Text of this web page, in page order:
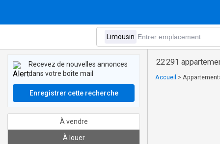
22 291
Accueil >
Recevez de nouvelles annonces
dans votre boîte mail
Enregistrer cette recherche
À vendre
À louer